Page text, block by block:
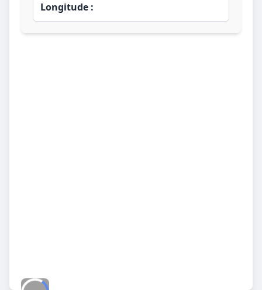
Longitude :